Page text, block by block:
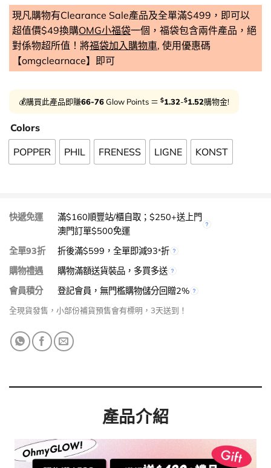
現凡購物有Clearance Sale產品及全單滿$499，即可以
超值價$49換購OMG小福袋一個，福袋包含兩件產品，絕
對係物超所值！將福袋加入購物車, 使用優惠碼
【omgclearnace】即可
💰購買此產品即賺66-76Glow Points ＝ $1.32-$1.52購物金!
Colors
POPPER PHIL FRENESS LIGNE KONST
快遞免運
滿$160順豐站/櫃自取；$250+送上門
澳門訂單$500免運
全單93折
折後滿$599，全單即減93*折
購物禮遇
購物滿額送貨裝品，多買多送
會員積分
登記會員，無門檻購物儲分回贈2%
全現貨發售，小部份補貨預售會有標明，3天送到！
產品介紹